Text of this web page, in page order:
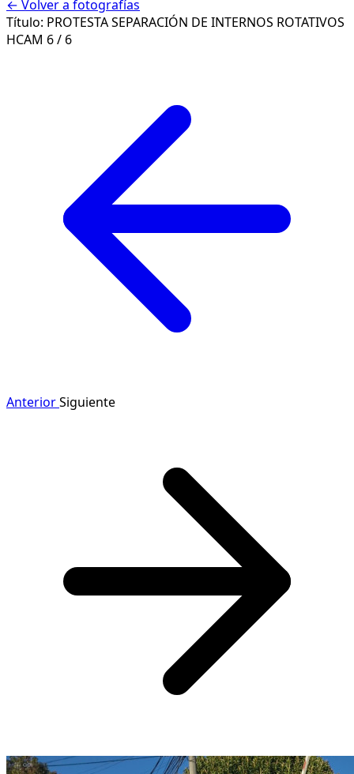
← Volver a fotografías
Título: PROTESTA SEPARACIÓN DE INTERNOS ROTATIVOS
HCAM 6 / 6
AnteriorSiguiente